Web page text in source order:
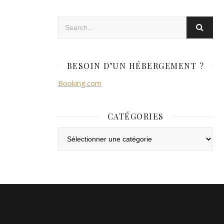
BESOIN D’UN HÉBERGEMENT ?
Booking.com
CATÉGORIES